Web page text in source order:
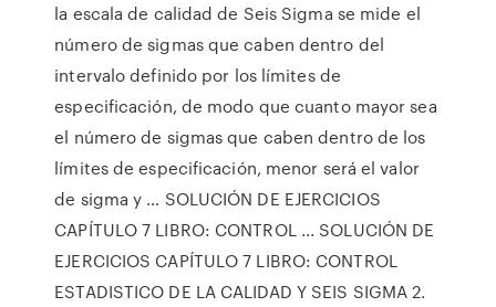
la escala de calidad de Seis Sigma se mide el
número de sigmas que caben dentro del
intervalo definido por los límites de
especificación, de modo que cuanto mayor sea
el número de sigmas que caben dentro de los
límites de especificación, menor será el valor
de sigma y … SOLUCIÓN DE EJERCICIOS
CAPÍTULO 7 LIBRO: CONTROL ... SOLUCIÓN DE
EJERCICIOS CAPÍTULO 7 LIBRO: CONTROL
ESTADISTICO DE LA CALIDAD Y SEIS SIGMA 2.